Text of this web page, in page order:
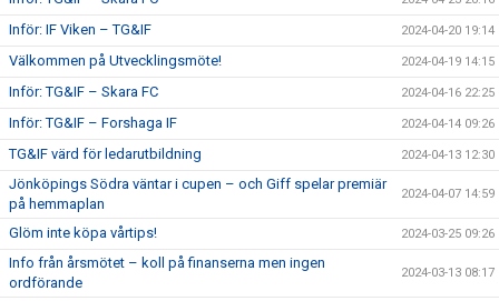
Inför: IF Viken – TG&IF 2024-04-20 19:14
Välkommen på Utvecklingsmöte! 2024-04-19 14:15
Inför: TG&IF – Skara FC 2024-04-16 22:25
Inför: TG&IF – Forshaga IF 2024-04-14 09:26
TG&IF värd för ledarutbildning 2024-04-13 12:30
Jönköpings Södra väntar i cupen – och Giff spelar premiär
på hemmaplan
2024-04-07 14:59
Glöm inte köpa vårtips! 2024-03-25 09:26
Info från årsmötet – koll på finanserna men ingen
ordförande
2024-03-13 08:17